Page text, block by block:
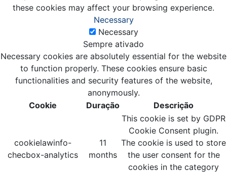
these cookies may affect your browsing experience.
Necessary
Necessary
Sempre ativado
Necessary cookies are absolutely essential for the website
to function properly. These cookies ensure basic
functionalities and security features of the website,
anonymously.
Cookie
Duração Descrição
cookielawinfo-
checbox-analytics
11
months
This cookie is set by GDPR
Cookie Consent plugin.
The cookie is used to store
the user consent for the
cookies in the category